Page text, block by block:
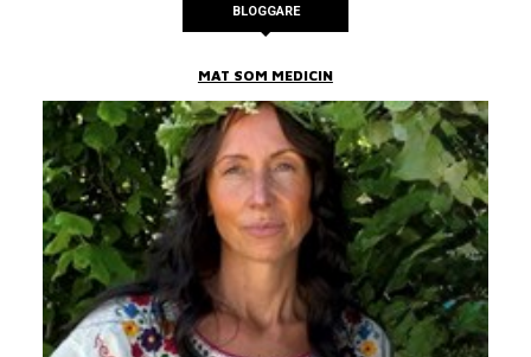
BLOGGARE
MAT SOM MEDICIN